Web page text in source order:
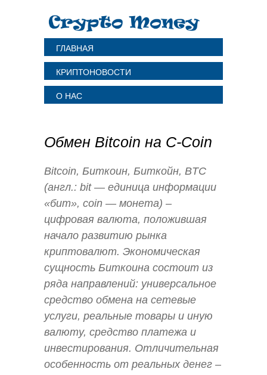
ГЛАВНАЯ
КРИПТОНОВОСТИ
О НАС
Обмен Bitcoin на C-Coin
Bitcoin, Биткоин, Биткойн, BTC
(англ.: bit — единица информации
«бит», coin — монета) –
цифровая валюта, положившая
начало развитию рынка
криптовалют. Экономическая
сущность Биткоина состоит из
ряда направлений: универсальное
средство обмена на сетевые
услуги, реальные товары и иную
валюту, средство платежа и
инвестирования. Отличительная
особенность от реальных денег –